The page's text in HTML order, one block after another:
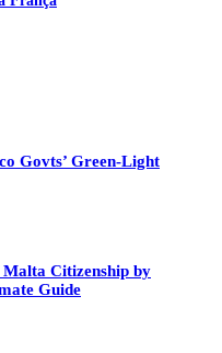
Govts’ Green-Light
Citizenship by
Guide